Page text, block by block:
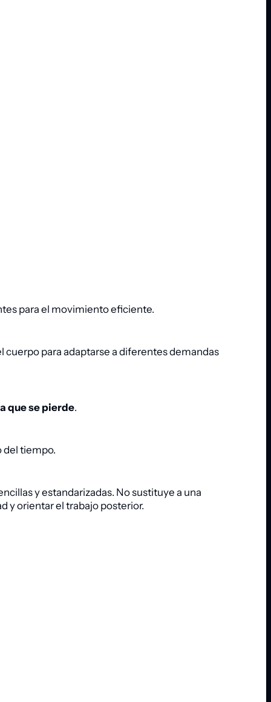
para el movimiento eficiente.
cuerpo para adaptarse a diferentes demandas
que se pierde.
del tiempo.
y estandarizadas. No sustituye a una
y orientar el trabajo posterior.